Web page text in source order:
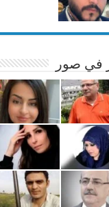
في صور